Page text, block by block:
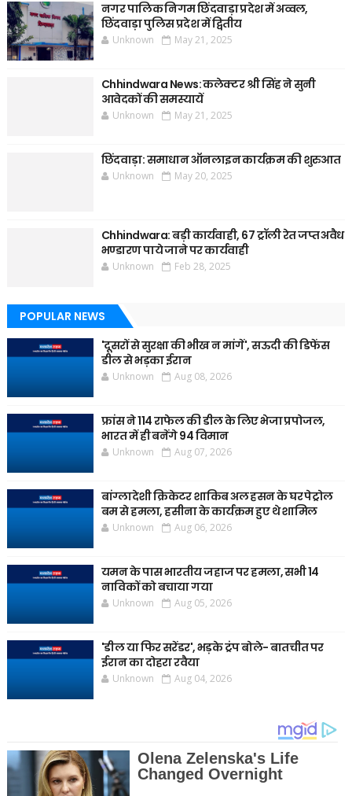
नगर पालिक निगम छिंदवाड़ा प्रदेश में अव्वल,
छिंदवाड़ा पुलिस प्रदेश में द्वितीय
Unknown May 21, 2025
Chhindwara News: कलेक्टर श्री सिंह ने सुनी
आवेदकों की समस्यायें
Unknown May 21, 2025
छिंदवाड़ा: समाधान ऑनलाइन कार्यक्रम की शुरुआत
Unknown May 20, 2025
Chhindwara: बड़ी कार्यवाही, 67 ट्रॉली रेत जप्त अवैध
भण्डारण पाये जाने पर कार्यवाही
Unknown Feb 28, 2025
POPULAR NEWS
'दूसरों से सुरक्षा की भीख न मांगें', सऊदी की डिफेंस
डील से भड़का ईरान
Unknown Aug 08, 2026
फ्रांस ने 114 राफेल की डील के लिए भेजा प्रपोजल,
भारत में ही बनेंगे 94 विमान
Unknown Aug 07, 2026
बांग्लादेशी क्रिकेटर शाकिब अल हसन के घर पेट्रोल
बम से हमला, हसीना के कार्यक्रम हुए थे शामिल
Unknown Aug 06, 2026
यमन के पास भारतीय जहाज पर हमला, सभी 14
नाविकों को बचाया गया
Unknown Aug 05, 2026
'डील या फिर सरेंडर', भड़के ट्रंप बोले- बातचीत पर
ईरान का दोहरा रवैया
Unknown Aug 04, 2026